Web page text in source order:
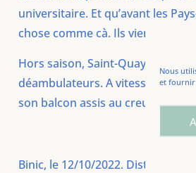
Nous
et fournir
universitaire. Et qu’avant les
chose comme cà. Ils viennent
Hors saison, Saint-Quay-
déambulateurs. A vitesse
son balcon assis au creux d’un
Binic, le 12/10/2022. Distance de